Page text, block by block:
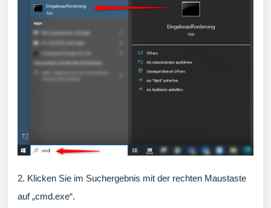
2. Klicken Sie im Suchergebnis mit der rechten Maustaste
auf „cmd.exe“.